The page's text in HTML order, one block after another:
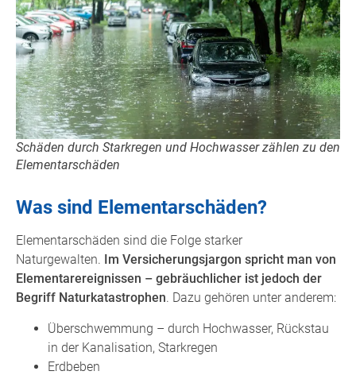
Schäden durch Starkregen und Hochwasser zählen zu den
Elementarschäden
Was sind Elementarschäden?
Elementarschäden sind die Folge starker
Naturgewalten. Im Versicherungsjargon spricht man von
Elementarereignissen – gebräuchlicher ist jedoch der
Begriff Naturkatastrophen. Dazu gehören unter anderem:
Überschwemmung – durch Hochwasser, Rückstau
in der Kanalisation, Starkregen
Erdbeben